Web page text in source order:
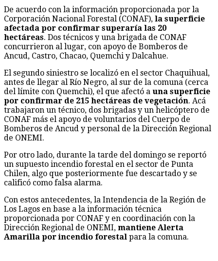
De acuerdo con la información proporcionada por la
Corporación Nacional Forestal (CONAF), la superficie
afectada por confirmar superaría las 20
hectáreas. Dos técnicos y una brigada de CONAF
concurrieron al lugar, con apoyo de Bomberos de
Ancud, Castro, Chacao, Quemchi y Dalcahue.
El segundo siniestro se localizó en el sector Chaquihual,
antes de llegar al Río Negro, al sur de la comuna (cerca
del límite con Quemchi), el que afectó a una superficie
por confirmar de 215 hectáreas de vegetación. Acá
trabajaron un técnico, dos brigadas y un helicóptero de
CONAF más el apoyo de voluntarios del Cuerpo de
Bomberos de Ancud y personal de la Dirección Regional
de ONEMI.
Por otro lado, durante la tarde del domingo se reportó
un supuesto incendio forestal en el sector de Punta
Chilen, algo que posteriormente fue descartado y se
calificó como falsa alarma.
Con estos antecedentes, la Intendencia de la Región de
Los Lagos en base a la información técnica
proporcionada por CONAF y en coordinación con la
Dirección Regional de ONEMI, mantiene Alerta
Amarilla por incendio forestal para la comuna.